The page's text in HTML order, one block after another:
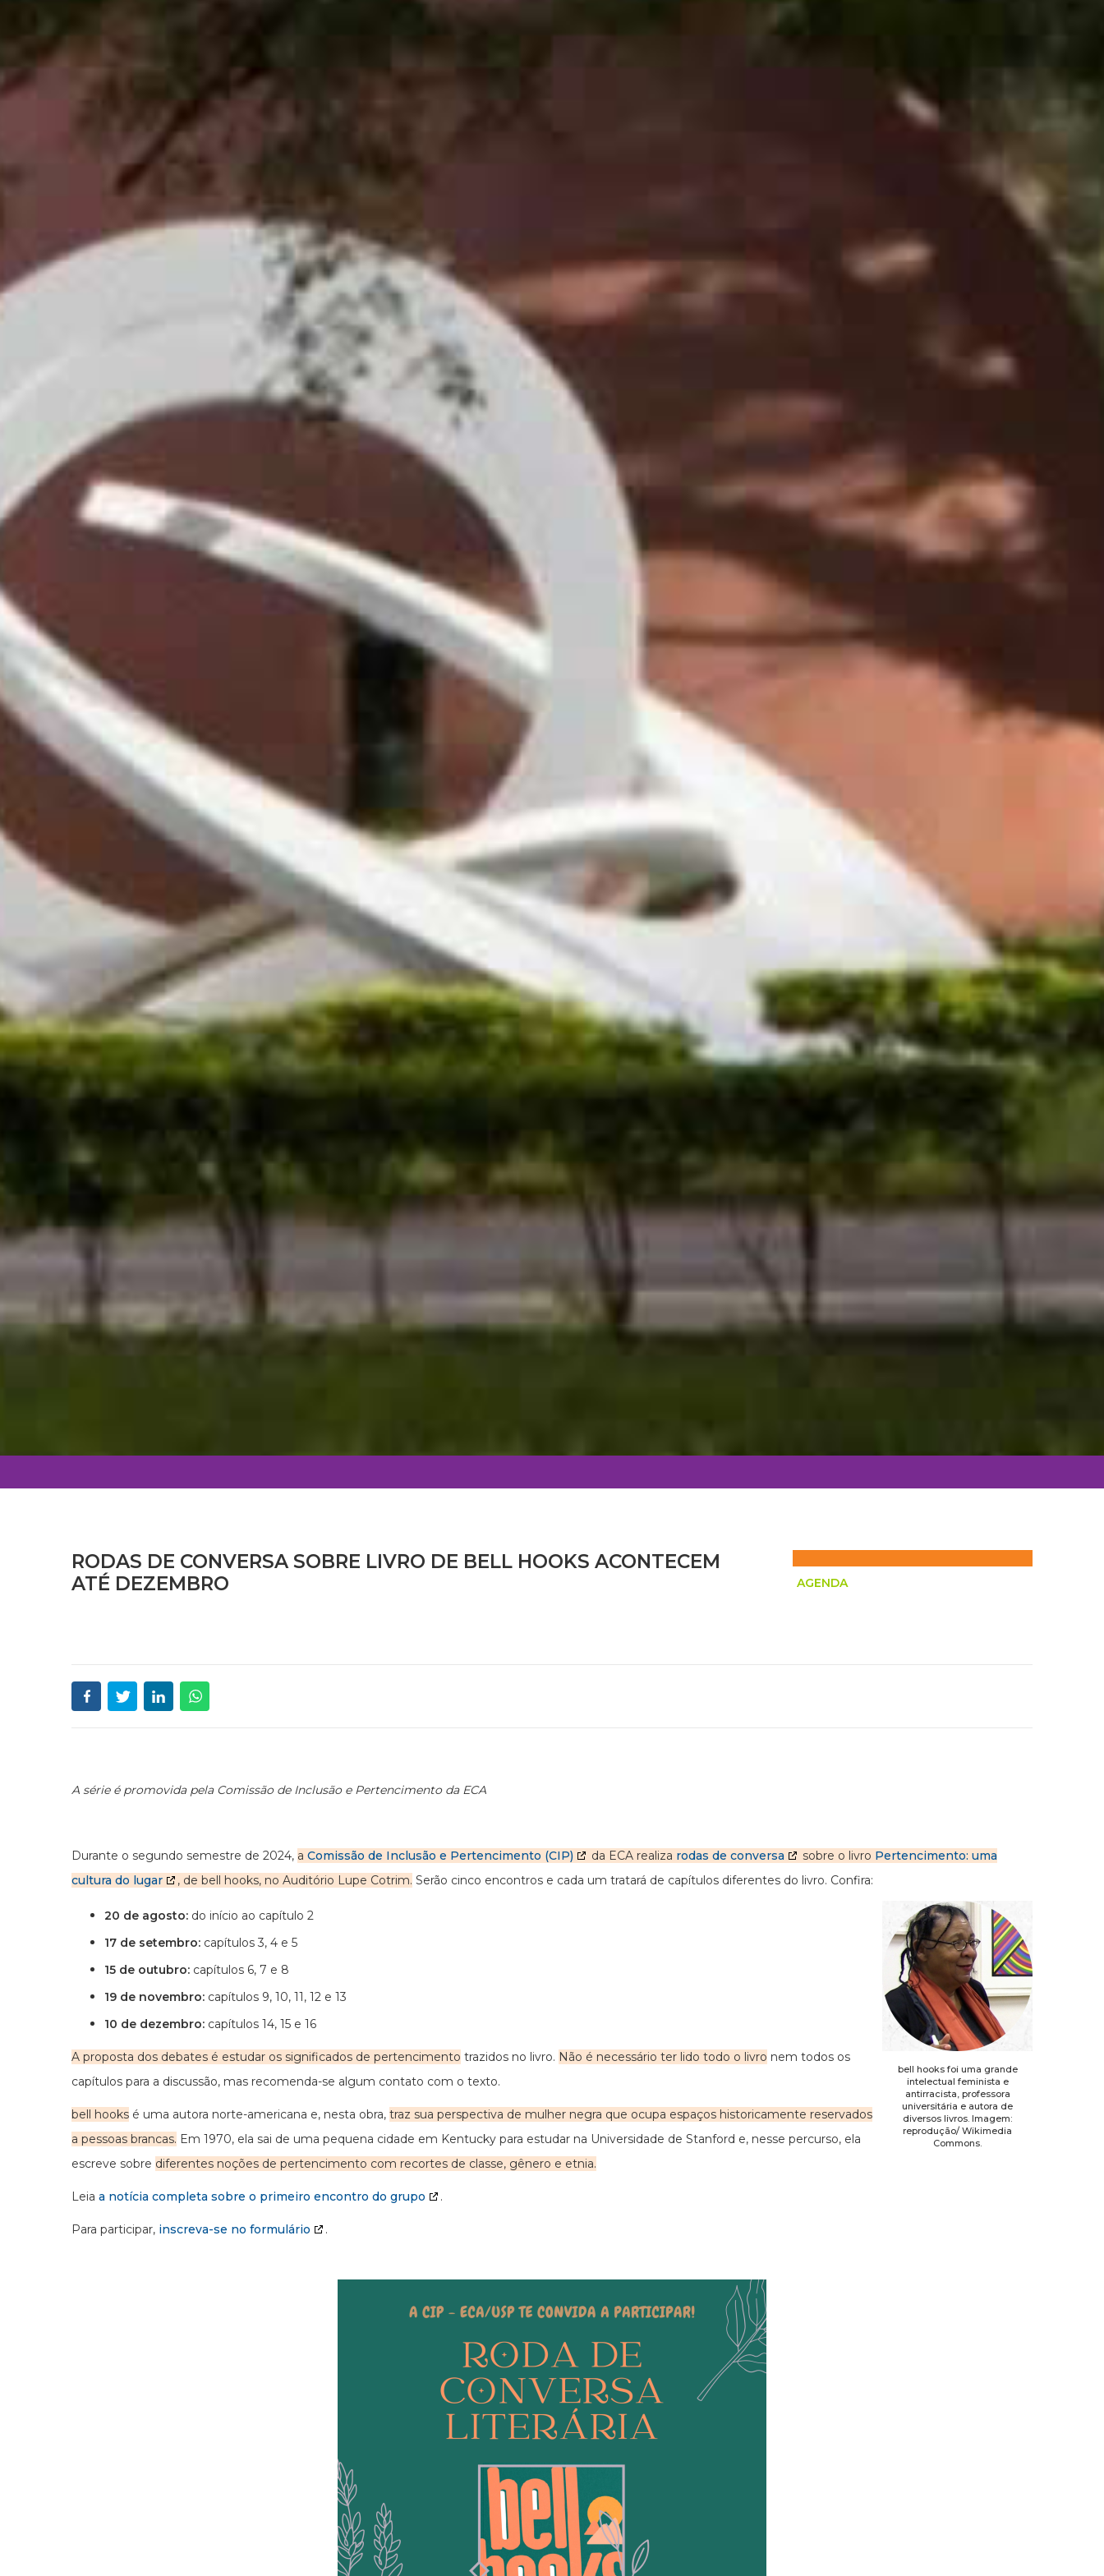
RODAS DE CONVERSA SOBRE LIVRO DE BELL HOOKS ACONTECEM
ATÉ DEZEMBRO
AGENDA
A série é promovida pela Comissão de Inclusão e Pertencimento da ECA
Durante o segundo semestre de 2024, a Comissão de Inclusão e Pertencimento (CIP) da ECA realiza rodas de conversa sobre o livro Pertencimento: uma
cultura do lugar
, de bell hooks, no Auditório Lupe Cotrim. Serão cinco encontros e cada um tratará de capítulos diferentes do livro. Confira:
bell hooks foi uma grande
intelectual feminista e
antirracista, professora
universitária e autora de
diversos livros. Imagem:
reprodução/ Wikimedia
Commons.
20 de agosto: do início ao capítulo 2
17 de setembro: capítulos 3, 4 e 5
15 de outubro: capítulos 6, 7 e 8
19 de novembro: capítulos 9, 10, 11, 12 e 13
10 de dezembro: capítulos 14, 15 e 16
A proposta dos debates é estudar os significados de pertencimento trazidos no livro. Não é necessário ter lido todo o livro nem todos os
capítulos para a discussão, mas recomenda-se algum contato com o texto.
bell hooks é uma autora norte-americana e, nesta obra, traz sua perspectiva de mulher negra que ocupa espaços historicamente reservados
a pessoas brancas. Em 1970, ela sai de uma pequena cidade em Kentucky para estudar na Universidade de Stanford e, nesse percurso, ela
escreve sobre diferentes noções de pertencimento com recortes de classe, gênero e etnia.
Leia a notícia completa sobre o primeiro encontro do grupo .
Para participar, inscreva-se no formulário .